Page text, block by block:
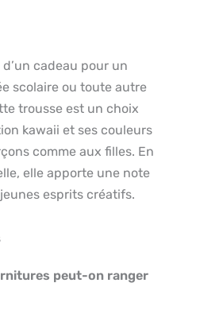
cadeau pour un
scolaire ou toute autre
trousse est un choix
kawaii et ses couleurs
comme aux filles. En
elle apporte une note
esprits créatifs.
peut-on ranger